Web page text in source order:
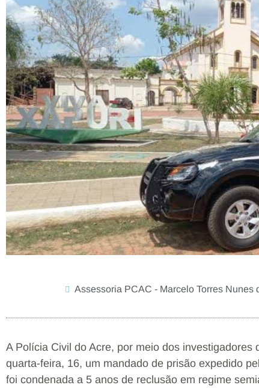
Assessoria PCAC - Marcelo Torres Nunes
A Polícia Civil do Acre, por meio dos
quarta-feira, 16, um mandado de prisão expedido
foi condenada a 5 anos de reclusão em regime